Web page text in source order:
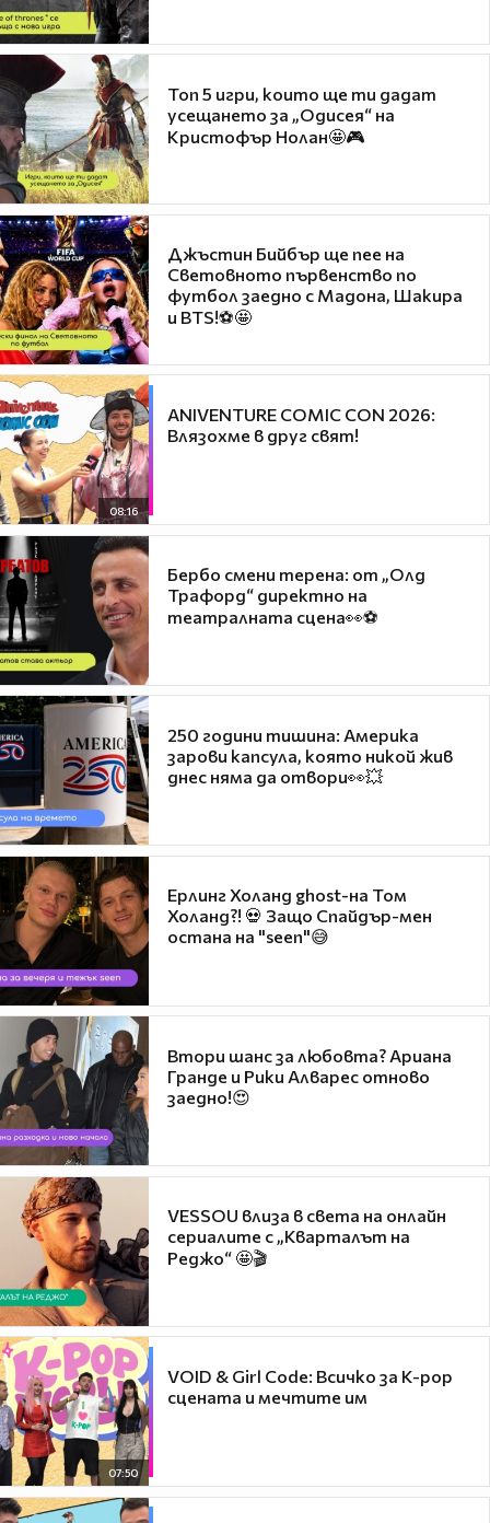
Топ 5 игри, които ще ти дадат
усещането за „Одисея“ на
Кристофър Нолан🤩🎮
Джъстин Бийбър ще пее на
Световното първенство по
футбол заедно с Мадона, Шакира
и BTS!⚽🤩
08:16
ANIVENTURE COMIC CON 2026:
Влязохме в друг свят!
Бербо смени терена: от „Олд
Трафорд“ директно на
театралната сцена👀⚽
250 години тишина: Америка
зарови капсула, която никой жив
днес няма да отвори👀💥
Ерлинг Холанд ghost-на Том
Холанд?! 💀 Защо Спайдър-мен
остана на "seen"😅
Втори шанс за любовта? Ариана
Гранде и Рики Алварес отново
заедно!😍
VESSOU влиза в света на онлайн
сериалите с „Кварталът на
Реджо“ 🤩🎬
07:50
VOID & Girl Code: Всичко за K-pop
сцената и мечтите им